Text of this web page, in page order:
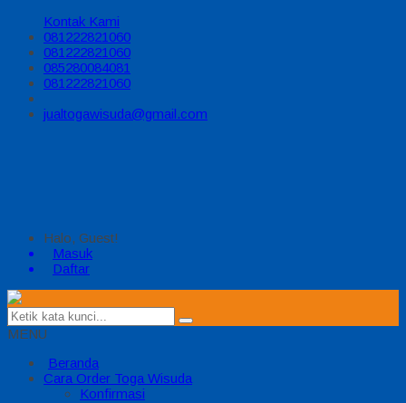
Kontak Kami
081222821060
081222821060
085280084081
081222821060
jualtogawisuda@gmail.com
Halo, Guest!
Masuk
Daftar
MENU
Beranda
Cara Order Toga Wisuda
Konfirmasi